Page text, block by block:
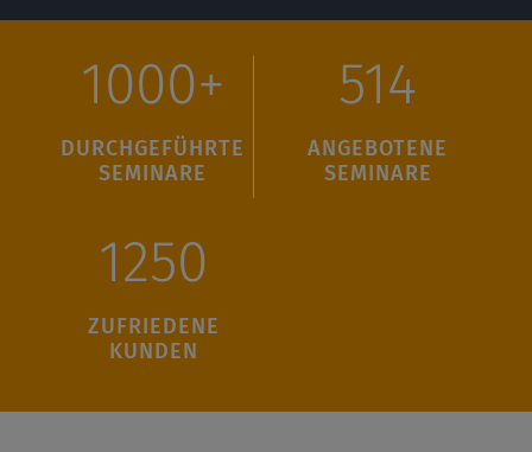
1000+
DURCHGEFÜHRTE
SEMINARE
514
ANGEBOTENE
SEMINARE
1250
ZUFRIEDENE
KUNDEN